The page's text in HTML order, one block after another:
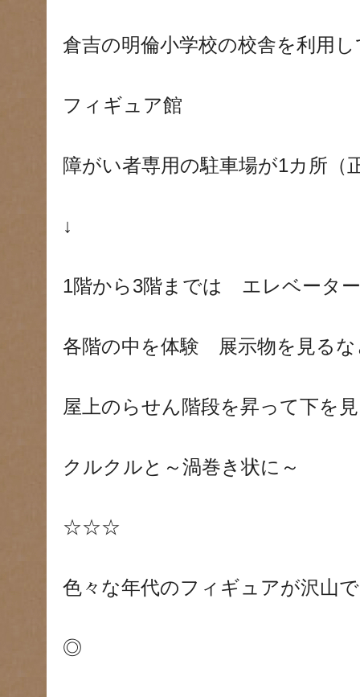
倉吉の明倫小学校の校舎を利
フィギュア館
障がい者専用の駐車場が1カ所（
↓
1階から3階までは エレベータ
各階の中を体験 展示物を見る
屋上のらせん階段を昇って下を
クルクルと～渦巻き状に～
☆☆☆
色々な年代のフィギュアが沢山
◎